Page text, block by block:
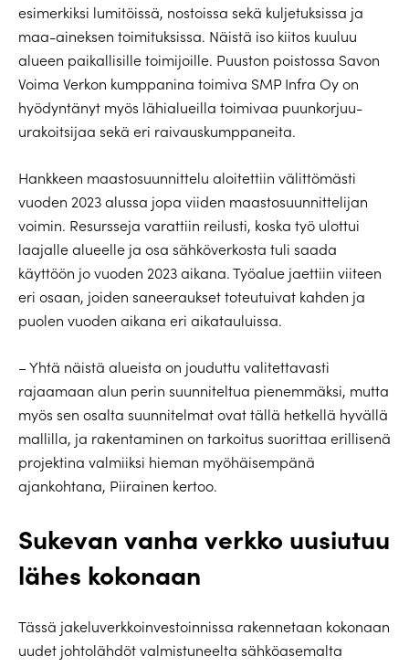
esimerkiksi lumitöissä, nostoissa sekä kuljetuksissa ja
maa-aineksen toimituksissa. Näistä iso kiitos kuuluu
alueen paikallisille toimijoille. Puuston poistossa Savon
Voima Verkon kumppanina toimiva SMP Infra Oy on
hyödyntänyt myös lähialueilla toimivaa puunkorjuu-
urakoitsijaa sekä eri raivauskumppaneita.
Hankkeen maastosuunnittelu aloitettiin välittömästi
vuoden 2023 alussa jopa viiden maastosuunnittelijan
voimin. Resursseja varattiin reilusti, koska työ ulottui
laajalle alueelle ja osa sähköverkosta tuli saada
käyttöön jo vuoden 2023 aikana. Työalue jaettiin viiteen
eri osaan, joiden saneeraukset toteutuivat kahden ja
puolen vuoden aikana eri aikatauluissa.
– Yhtä näistä alueista on jouduttu valitettavasti
rajaamaan alun perin suunniteltua pienemmäksi, mutta
myös sen osalta suunnitelmat ovat tällä hetkellä hyvällä
mallilla, ja rakentaminen on tarkoitus suorittaa erillisenä
projektina valmiiksi hieman myöhäisempänä
ajankohtana, Piirainen kertoo.
Sukevan vanha verkko uusiutuu
lähes kokonaan
Tässä jakeluverkkoinvestoinnissa rakennetaan kokonaan
uudet johtolähdöt valmistuneelta sähköasemalta